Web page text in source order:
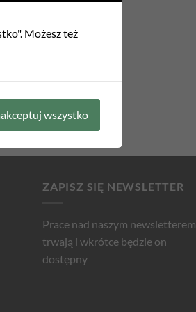
ZAPISZ SIĘ NEWSLETTER
Prace nad naszym newsletterem
trwają i wkrótce będzie on
dostępny
Możesz też
wszystko